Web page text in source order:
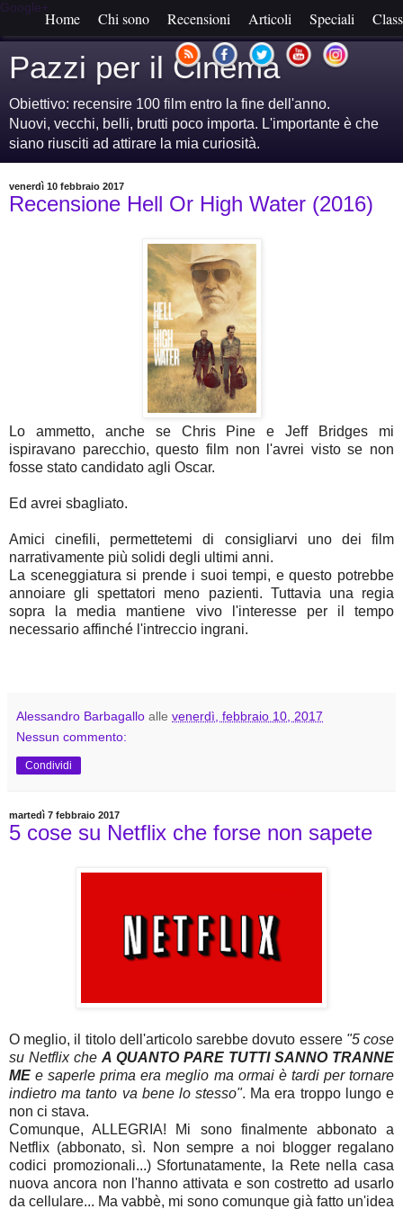
Google+
Home Chi sono Recensioni Articoli Speciali
Pazzi per il Cinema
Obiettivo: recensire 100 film entro la fine dell'anno.
Nuovi, vecchi, belli, brutti poco importa. L'importante è che
siano riusciti ad attirare la mia curiosità.
venerdì 10 febbraio 2017
Recensione Hell Or High Water (2016)
Lo ammetto, anche se Chris Pine e Jeff Bridges mi
ispiravano parecchio, questo film non l'avrei visto se non
fosse stato candidato agli Oscar.
Ed avrei sbagliato.
Amici cinefili, permettetemi di consigliarvi uno dei film
narrativamente più solidi degli ultimi anni.
La sceneggiatura si prende i suoi tempi, e questo potrebbe
annoiare gli spettatori meno pazienti. Tuttavia una regia
sopra la media mantiene vivo l'interesse per il tempo
necessario affinché l'intreccio ingrani.
Alessandro Barbagallo alle venerdì, febbraio 10, 2017
Nessun commento:
Condividi
martedì 7 febbraio 2017
5 cose su Netflix che forse non sapete
O meglio, il titolo dell'articolo sarebbe dovuto essere "5 cose
su Netflix che A QUANTO PARE TUTTI SANNO TRANNE
ME e saperle prima era meglio ma ormai è tardi per tornare
indietro ma tanto va bene lo stesso". Ma era troppo lungo e
non ci stava.
Comunque, ALLEGRIA! Mi sono finalmente abbonato a
Netflix (abbonato, sì. Non sempre a noi blogger regalano
codici promozionali...) Sfortunatamente, la Rete nella casa
nuova ancora non l'hanno attivata e son costretto ad usarlo
da cellulare... Ma vabbè, mi sono comunque già fatto un'idea